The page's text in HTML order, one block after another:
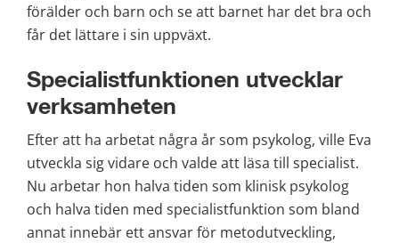
förälder och barn och se att barnet har det bra och
får det lättare i sin uppväxt.
Specialistfunktionen utvecklar
verksamheten
Efter att ha arbetat några år som psykolog, ville Eva
utveckla sig vidare och valde att läsa till specialist.
Nu arbetar hon halva tiden som klinisk psykolog
och halva tiden med specialistfunktion som bland
annat innebär ett ansvar för metodutveckling,